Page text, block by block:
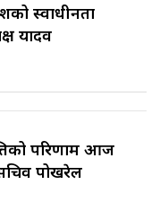
स्वाधीनता
यादव
परिणाम आज
पोखरेल